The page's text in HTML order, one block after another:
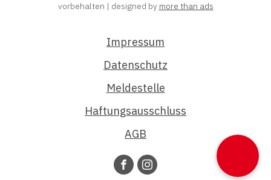
vorbehalten | designed by more than ads
Impressum
Datenschutz
Meldestelle
Haftungsausschluss
AGB